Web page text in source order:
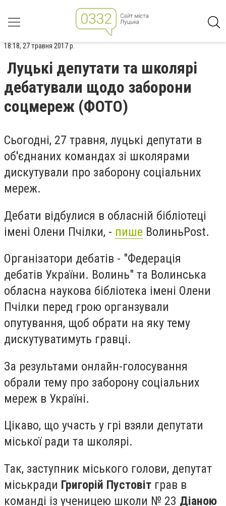
18:18, 27 травня 2017 р.
Луцькі депутати та школярі
дебатували щодо заборони
соцмереж (ФОТО)
Сьогодні, 27 травня, луцькі депутати в
об'єднаних командах зі школярами
дискутували про заборону соціальних
мереж.
Дебати відбулися в обласній бібліотеці
імені Олени Пчілки, - пише ВолиньPost.
Організатори дебатів - "Федерація
дебатів України. Волинь" та Волинська
обласна наукова бібліотека імені Олени
Пчілки перед грою органзували
опутування, щоб обрати на яку тему
дискутуватимуть гравці.
За результами онлайн-голосування
обрали тему про заборону соціальних
мереж в Україні.
Цікаво, що участь у грі взяли депутати
міської ради та школярі.
Так, заступник міського голови, депутат
міськради Григорій Пустовіт грав в
команді із ученицею школи № 23 Діаною